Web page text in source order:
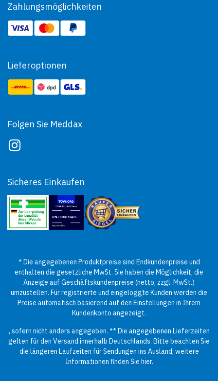
Zahlungsmöglichkeiten
Lieferoptionen
Folgen Sie Meddax
Sicheres Einkaufen
* Die angegebenen Produktpreise sind Endkundenpreise und
enthalten die gesetzliche MwSt. Sie haben die Möglichkeit, die
Anzeige auf Geschäftskundenpreise (netto, zzgl. MwSt.)
umzustellen. Für registrierte und eingeloggte Kunden werden die
Preise automatisch basierend auf den Einstellungen in Ihrem
Kundenkonto angezeigt.
, sofern nicht anders angegeben. ** Die angegebenen Lieferzeiten
gelten für den Versand innerhalb Deutschlands. Bitte beachten Sie
die längeren Laufzeiten für Sendungen ins Ausland; weitere
Informationen finden Sie hier.